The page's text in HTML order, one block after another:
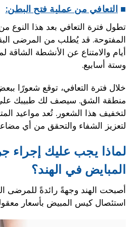
■ التعافي من عملية فتح البطن:
تطول فترة التعافي بعد هذا النوع
المفتوحة. قد يُطلب من المرضى
أيام والامتناع عن الأنشطة الشاقة
وستة أسابيع.
خلال فترة التعافي، توقع شعورًا
منطقة الشق. سيصف لك طبيبك
لتخفيف هذا الشعور. تُعد مواعيد
لتعزيز الشفاء والتحقق من أي
لماذا يجب عليك إجراء
المبايض في الهند؟
أصبحت الهند وجهةً رائدةً للمرضى
استئصال كيس المبيض بأسعار